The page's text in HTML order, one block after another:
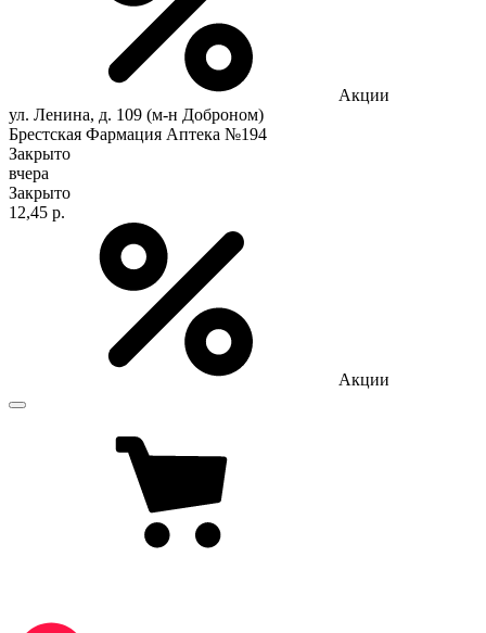
Акции
ул. Ленина, д. 109 (м-н Доброном)
Брестская Фармация Аптека №194
Закрыто
вчера
Закрыто
12,45 р.
Акции